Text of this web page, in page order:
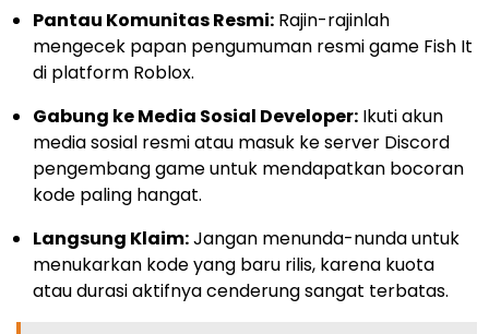
Pantau Komunitas Resmi: Rajin-rajinlah
mengecek papan pengumuman resmi game Fish It
di platform Roblox.
Gabung ke Media Sosial Developer: Ikuti akun
media sosial resmi atau masuk ke server Discord
pengembang game untuk mendapatkan bocoran
kode paling hangat.
Langsung Klaim:Jangan menunda-nunda untuk
menukarkan kode yang baru rilis, karena kuota
atau durasi aktifnya cenderung sangat terbatas.